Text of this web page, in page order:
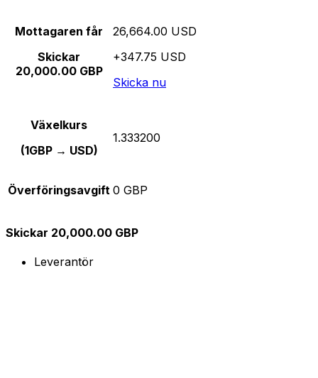
Mottagaren får
Skickar
20,000.00 GBP
26,664.00 USD
+347.75 USD
Skicka nu
Växelkurs
(1GBP → USD)
1.333200
Överföringsavgift 0 GBP
Skickar 20,000.00 GBP
Leverantör